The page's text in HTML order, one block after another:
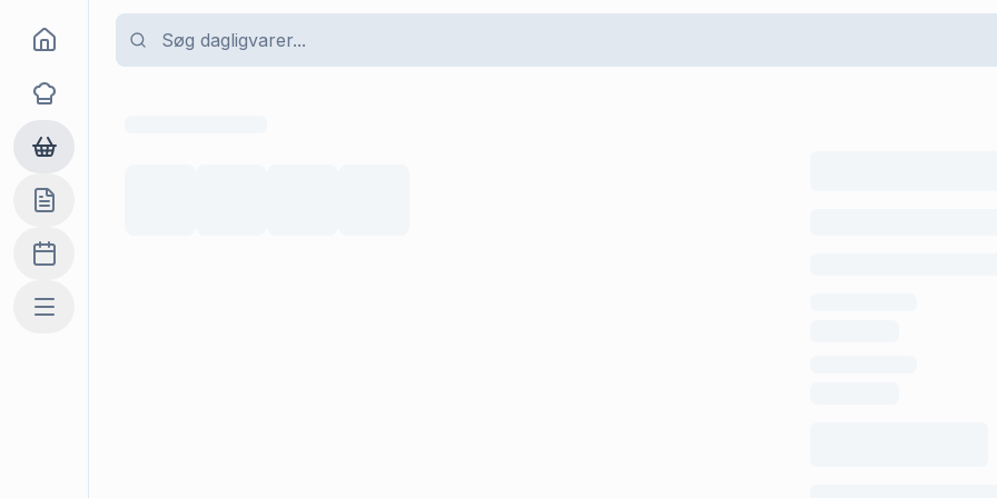
Goma
Opskrifter
Dagligvarer
Indkøbslisten
Madplan
Mere